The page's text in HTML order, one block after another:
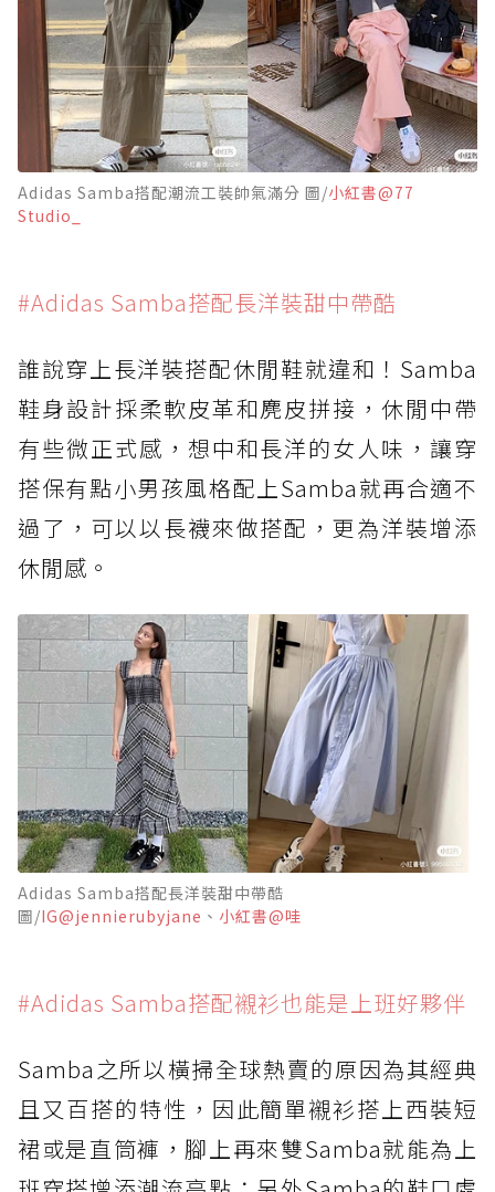
Adidas Samba搭配潮流工裝帥氣滿分 圖/小紅書@77
Studio_
#Adidas Samba搭配長洋裝甜中帶酷
誰說穿上長洋裝搭配休閒鞋就違和！Samba
鞋身設計採柔軟皮革和麂皮拼接，休閒中帶
有些微正式感，想中和長洋的女人味，讓穿
搭保有點小男孩風格配上Samba就再合適不
過了，可以以長襪來做搭配，更為洋裝增添
休閒感。
Adidas Samba搭配長洋裝甜中帶酷
圖/IG@jennierubyjane 、 小紅書@哇
#Adidas Samba搭配襯衫也能是上班好夥伴
Samba之所以橫掃全球熱賣的原因為其經典
且又百搭的特性，因此簡單襯衫搭上西裝短
裙或是直筒褲，腳上再來雙Samba就能為上